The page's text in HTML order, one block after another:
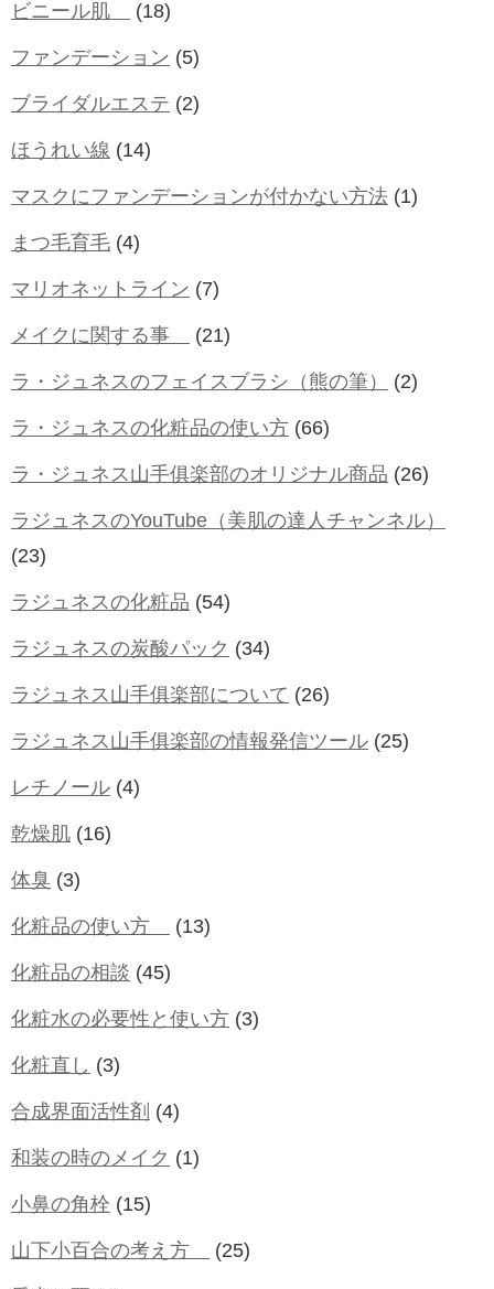
ビニール肌 (18)
ファンデーション (5)
ブライダルエステ (2)
ほうれい線 (14)
マスクにファンデーションが付かない方法 (1)
まつ毛育毛 (4)
マリオネットライン (7)
メイクに関する事 (21)
ラ・ジュネスのフェイスブラシ（熊の筆） (2)
ラ・ジュネスの化粧品の使い方 (66)
ラ・ジュネス山手俱楽部のオリジナル商品 (26)
ラジュネスのYouTube（美肌の達人チャンネル）
(23)
ラジュネスの化粧品 (54)
ラジュネスの炭酸パック (34)
ラジュネス山手俱楽部について (26)
ラジュネス山手俱楽部の情報発信ツール (25)
レチノール (4)
乾燥肌 (16)
体臭 (3)
化粧品の使い方 (13)
化粧品の相談 (45)
化粧水の必要性と使い方 (3)
化粧直し (3)
合成界面活性剤 (4)
和装の時のメイク (1)
小鼻の角栓 (15)
山下小百合の考え方 (25)